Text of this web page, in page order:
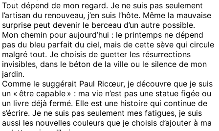
Tout dépend de mon regard. Je ne suis pas seulement
l’artisan du renouveau, j’en suis l’hôte. Même la mauvaise
surprise peut devenir le berceau d’un autre possible.
Mon chemin pour aujourd’hui : le printemps ne dépend
pas du bleu parfait du ciel, mais de cette sève qui circule
malgré tout. Je choisis de guetter les résurrections
invisibles, dans le béton de la ville ou le silence de mon
jardin.
Comme le suggérait Paul Ricœur, je découvre que je suis
un « être capable » : ma vie n’est pas une statue figée ou
un livre déjà fermé. Elle est une histoire qui continue de
s’écrire. Je ne suis pas seulement mes fatigues, je suis
aussi les nouvelles couleurs que je choisis d’ajouter à ma